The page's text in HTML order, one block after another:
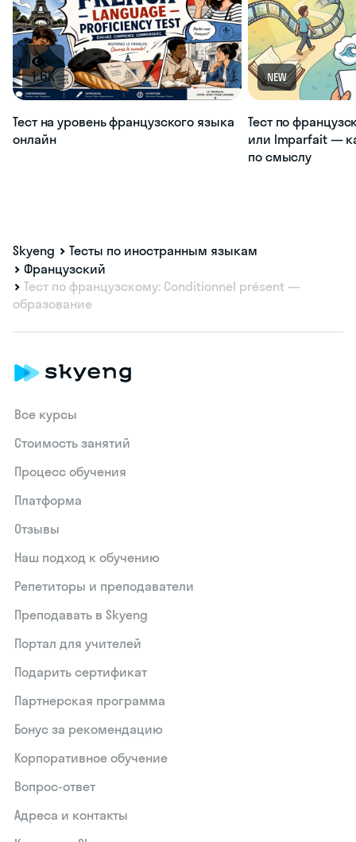
1.6K
Тест на уровень французского языка
онлайн
NEW
Тест по
или Imparfait —
по смыслу
Skyeng
Тесты по иностранным языкам
Французский
Тест по французскому: Conditionnel présent —
образование
Все курсы
Стоимость занятий
Процесс обучения
Платформа
Отзывы
Наш подход к обучению
Репетиторы и преподаватели
Преподавать в Skyeng
Портал для учителей
Подарить сертификат
Партнерская программа
Бонус за рекомендацию
Корпоративное обучение
Вопрос-ответ
Адреса и контакты